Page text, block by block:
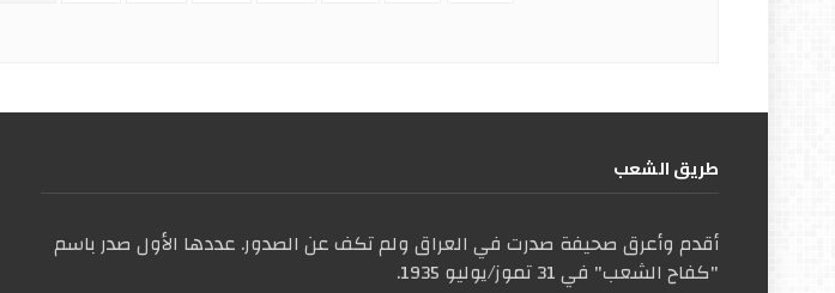
طریق الشعب
أقدم وأعرق صحيفة صدرت في العراق ولم تكف عن الصدور. عددها الأول صدر باسم
"كفاح الشعب" في 31 تموز/يوليو 1935.